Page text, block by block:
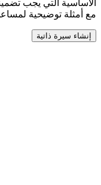
الأساسية التي يجب
مع أمثلة توضيحية
إنشاء سيرة ذاتية